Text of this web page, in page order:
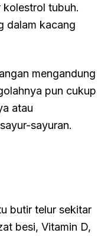
tubuh.
dalam kacang
mengandung
pun cukup
atau
sayuran.
butir telur sekitar
besi, Vitamin D,